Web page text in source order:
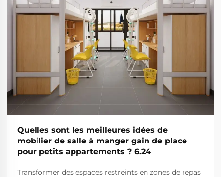
Quelles sont les meilleures idées de
mobilier de salle à manger gain de place
pour petits appartements ? 6.24
Transformer des espaces restreints en zones de repas